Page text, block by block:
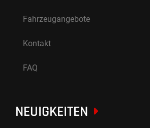
Fahrzeugangebote
Kontakt
FAQ
NEUIGKEITEN